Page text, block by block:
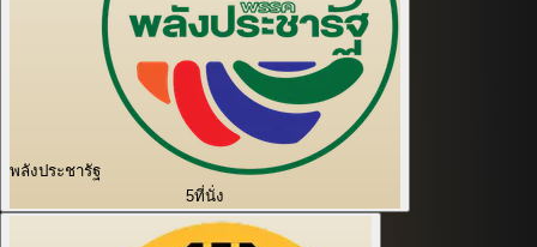
พลังประชารัฐ
5ที่นั่ง